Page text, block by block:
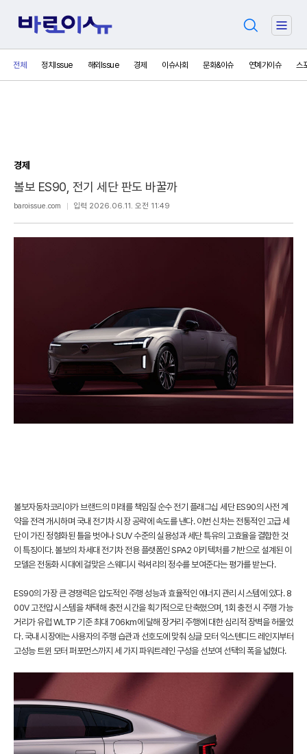
검
주
비
스
전체 정치Issue 해외Issue 경제 이슈사회 문화&이슈 연예가이슈 스
경제
볼보 ES90, 전기 세단 판도 바꿀까
baroissue.com 입력 2026.06.11. 오전 11:49
기
볼보자동차코리아가 브랜드의 미래를 책임질 순수 전기 플래그십 세단 ES90의 사전 계
약을 전격 개시하며 국내 전기차 시장 공략에 속도를 낸다. 이번 신차는 전통적인 고급 세
단이 가진 정형화된 틀을 벗어나 SUV 수준의 실용성과 세단 특유의 고효율을 결합한 것
이 특징이다. 볼보의 차세대 전기차 전용 플랫폼인 SPA2 아키텍처를 기반으로 설계된 이
모델은 전동화 시대에 걸맞은 스웨디시 럭셔리의 정수를 보여준다는 평가를 받는다.
ES90의 가장 큰 경쟁력은 압도적인 주행 성능과 효율적인 에너지 관리 시스템에 있다. 8
00V 고전압 시스템을 채택해 충전 시간을 획기적으로 단축했으며, 1회 충전 시 주행 가능
거리가 유럽 WLTP 기준 최대 706km에 달해 장거리 주행에 대한 심리적 장벽을 허물었
다. 국내 시장에는 사용자의 주행 습관과 선호도에 맞춰 싱글 모터 익스텐디드 레인지부터
고성능 트윈 모터 퍼포먼스까지 세 가지 파워트레인 구성을 선보여 선택의 폭을 넓혔다.